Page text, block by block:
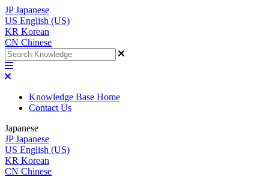
JP Japanese
US English (US)
KR Korean
CN Chinese
Knowledge Base Home
Contact Us
Japanese
JP Japanese
US English (US)
KR Korean
CN Chinese